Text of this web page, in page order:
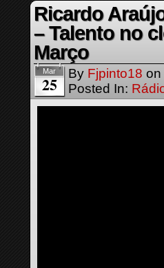
Ricardo
– Talento no
Março
Mar
25 By Fjpinto18 on
Posted In: